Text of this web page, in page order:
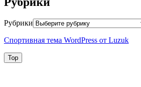
Рубрики
Спортивная тема WordPress от Luzuk
Top